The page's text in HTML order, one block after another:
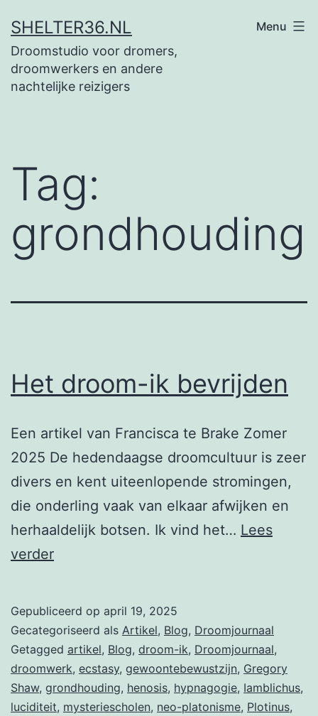
naar
de
inhoud
SHELTER36.NL
Droomstudio voor dromers,
droomwerkers en andere
nachtelijke reizigers
Menu
Tag:
grondhouding
Het droom-ik bevrijden
Een artikel van Francisca te Brake Zomer
2025 De hedendaagse droomcultuur is zeer
divers en kent uiteenlopende stromingen,
die onderling vaak van elkaar afwijken en
herhaaldelijk botsen. Ik vind het… Lees
verderHet
bevrijden
Gepubliceerd op april 19, 2025
Gecategoriseerd als Artikel, Blog, Droomjournaal
Getagged artikel, Blog, droom-ik, Droomjournaal,
droomwerk, ecstasy, gewoontebewustzijn, Gregory
Shaw, grondhouding, henosis, hypnagogie, Iamblichus,
luciditeit, mysteriescholen, neo-platonisme, Plotinus,